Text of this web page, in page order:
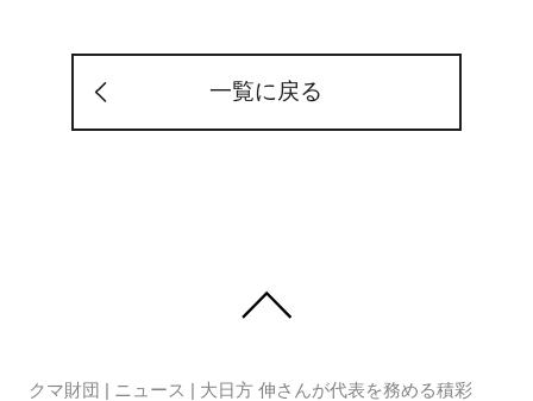
一覧に戻る
クマ財団 | ニュース | 大日方 伸さんが代表を務める積彩